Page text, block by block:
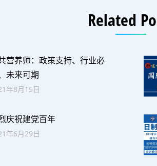
章
Related
营养师：政策支持、行业必
未来可期
年8月15日
庆祝建党百年
年6月29日